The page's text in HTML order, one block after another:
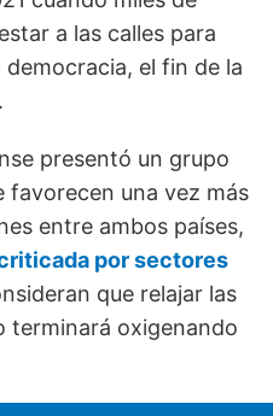
a las calles para
el fin de la
presentó un grupo
favorecen una vez más
entre ambos países,
por sectores
que relajar las
terminará oxigenando